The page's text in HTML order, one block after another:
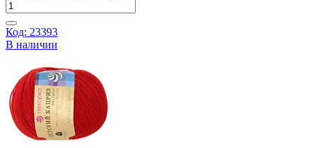
Код: 23393
В наличии